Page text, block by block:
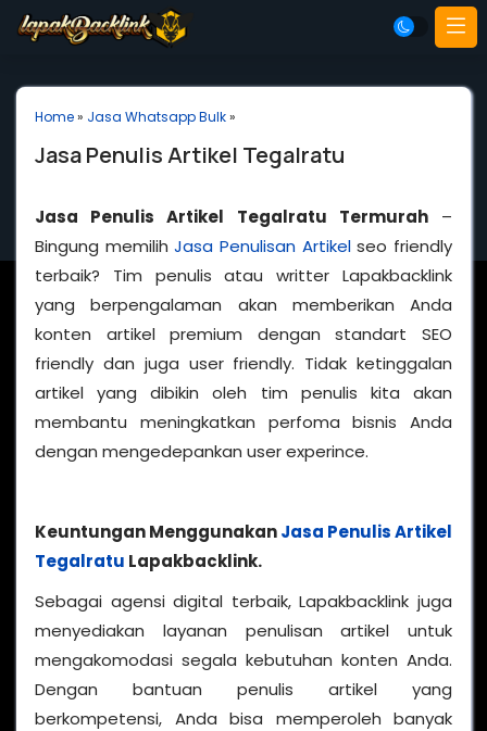
Home» Jasa Whatsapp Bulk»
Jasa Penulis Artikel Tegalratu
Jasa Penulis Artikel Tegalratu Termurah–
Bingung memilihJasa Penulisan Artikelseo friendly
terbaik? Tim penulis atau writter Lapakbacklink
yang berpengalaman akan memberikan Anda
konten artikel premium dengan standart SEO
friendly dan juga user friendly. Tidak ketinggalan
artikel yang dibikin oleh tim penulis kita akan
membantu meningkatkan perfoma bisnis Anda
dengan mengedepankan user experince.
Keuntungan MenggunakanJasa Penulis Artikel
Tegalratu Lapakbacklink.
Sebagai agensi digital terbaik, Lapakbacklink juga
menyediakan layanan penulisan artikel untuk
mengakomodasi segala kebutuhan konten Anda.
Dengan bantuan penulis artikel yang
berkompetensi, Anda bisa memperoleh banyak